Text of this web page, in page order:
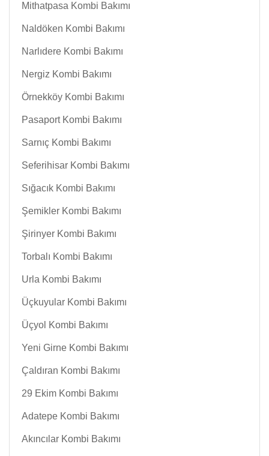
Mithatpasa Kombi Bakımı
Naldöken Kombi Bakımı
Narlıdere Kombi Bakımı
Nergiz Kombi Bakımı
Örnekköy Kombi Bakımı
Pasaport Kombi Bakımı
Sarnıç Kombi Bakımı
Seferihisar Kombi Bakımı
Sığacık Kombi Bakımı
Şemikler Kombi Bakımı
Şirinyer Kombi Bakımı
Torbalı Kombi Bakımı
Urla Kombi Bakımı
Üçkuyular Kombi Bakımı
Üçyol Kombi Bakımı
Yeni Girne Kombi Bakımı
Çaldıran Kombi Bakımı
29 Ekim Kombi Bakımı
Adatepe Kombi Bakımı
Akıncılar Kombi Bakımı